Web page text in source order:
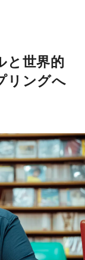
と世界的
リングへ